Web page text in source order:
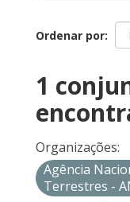
Ordenar por
1
Organizações:
Agência
Terrestres -